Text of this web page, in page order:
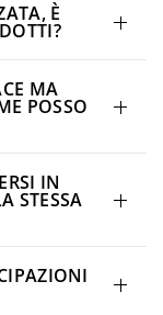
È
MA
POSSO
IN
STESSA